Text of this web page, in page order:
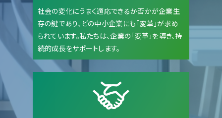
社会の変化にうまく適応できるか否かが企業生
存の鍵であり、どの中小企業にも「変革」が求め
られています。私たちは、企業の「変革」を導き、持
続的成長をサポートします。